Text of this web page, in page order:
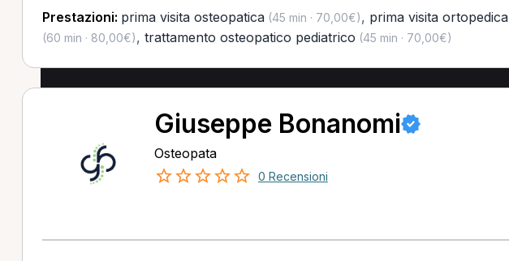
Prestazioni: prima visita osteopatica(45 min · 70,00€), prima visita ortopedica
(60 min · 80,00€), trattamento osteopatico pediatrico (45 min · 70,00€)
Giuseppe Bonanomi
Osteopata
0 Recensioni